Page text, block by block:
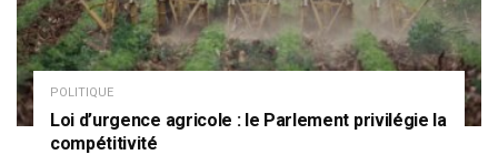
POLITIQUE
Loi d’urgence agricole : le Parlement privilégie la
compétitivité